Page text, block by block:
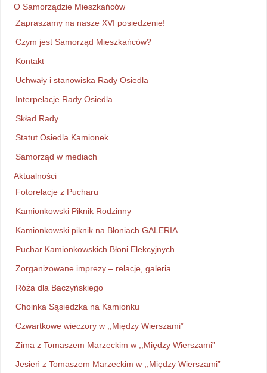
O Samorządzie Mieszkańców
Zapraszamy na nasze XVI posiedzenie!
Czym jest Samorząd Mieszkańców?
Kontakt
Uchwały i stanowiska Rady Osiedla
Interpelacje Rady Osiedla
Skład Rady
Statut Osiedla Kamionek
Samorząd w mediach
Aktualności
Fotorelacje z Pucharu
Kamionkowski Piknik Rodzinny
Kamionkowski piknik na Błoniach GALERIA
Puchar Kamionkowskich Błoni Elekcyjnych
Zorganizowane imprezy – relacje, galeria
Róża dla Baczyńskiego
Choinka Sąsiedzka na Kamionku
Czwartkowe wieczory w ,,Między Wierszami”
Zima z Tomaszem Marzeckim w ,,Między Wierszami”
Jesień z Tomaszem Marzeckim w ,,Między Wierszami”